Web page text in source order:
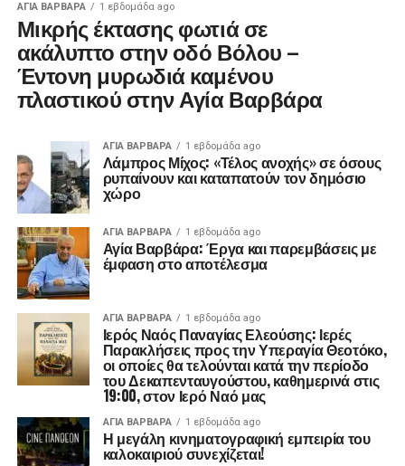
ΑΓΙΑ ΒΑΡΒΑΡΑ 1 εβδομάδα ago
Μικρής έκτασης φωτιά σε
ακάλυπτο στην οδό Βόλου –
Έντονη μυρωδιά καμένου
πλαστικού στην Αγία Βαρβάρα
ΑΓΙΑ ΒΑΡΒΑΡΑ 1 εβδομάδα ago
Λάμπρος Μίχος: «Τέλος ανοχής» σε όσους
ρυπαίνουν και καταπατούν τον δημόσιο
χώρο
ΑΓΙΑ ΒΑΡΒΑΡΑ 1 εβδομάδα ago
Αγία Βαρβάρα: Έργα και παρεμβάσεις με
έμφαση στο αποτέλεσμα
ΑΓΙΑ ΒΑΡΒΑΡΑ 1 εβδομάδα ago
Ιερός Ναός Παναγίας Ελεούσης: Ιερές
Παρακλήσεις προς την Υπεραγία Θεοτόκο,
οι οποίες θα τελούνται κατά την περίοδο
του Δεκαπενταυγούστου, καθημερινά στις
19:00, στον Ιερό Ναό μας
ΑΓΙΑ ΒΑΡΒΑΡΑ 1 εβδομάδα ago
Η μεγάλη κινηματογραφική εμπειρία του
καλοκαιριού συνεχίζεται!